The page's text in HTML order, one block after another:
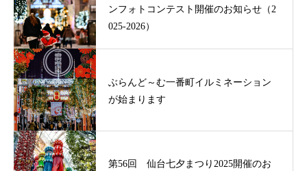
ンフォトコンテスト開催のお知らせ（2
025-2026）
ぶらんど～む一番町イルミネーション
が始まります
第56回 仙台七夕まつり2025開催のお